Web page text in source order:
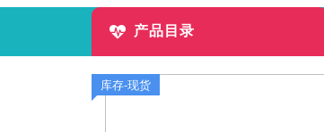
产品目录
库存-现货